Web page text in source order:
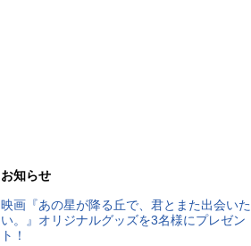
お知らせ
映画『あの星が降る丘で、君とまた出会いた
い。』オリジナルグッズを3名様にプレゼン
ト！